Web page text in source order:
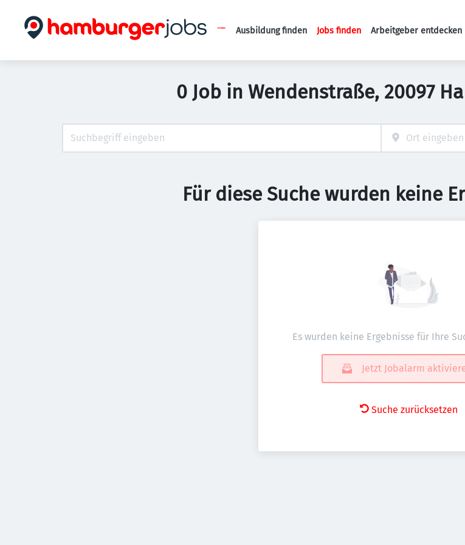
Haupt-Navigation
Ausbildung finden Jobs finden Arbeitgeber entdecken
0 Job in Wendenstraße, 20097
Für diese Suche wurden keine
Es wurden keine Ergebnisse für Ihre
Jetzt Jobalarm
Suche zurücksetzen